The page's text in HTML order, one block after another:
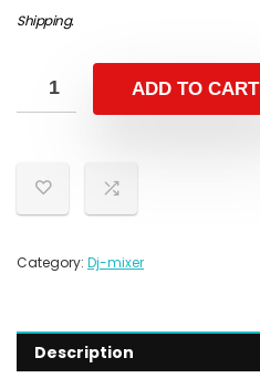
Shipping.
ADD TO CART
Category: Dj-mixer
Description